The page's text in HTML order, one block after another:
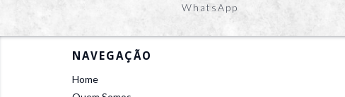
WhatsApp
NAVEGAÇÃO
Home